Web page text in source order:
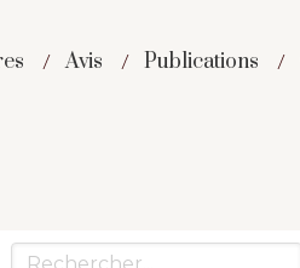
Avis Publications
Rechercher